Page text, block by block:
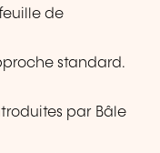
de
standard.
par Bâle